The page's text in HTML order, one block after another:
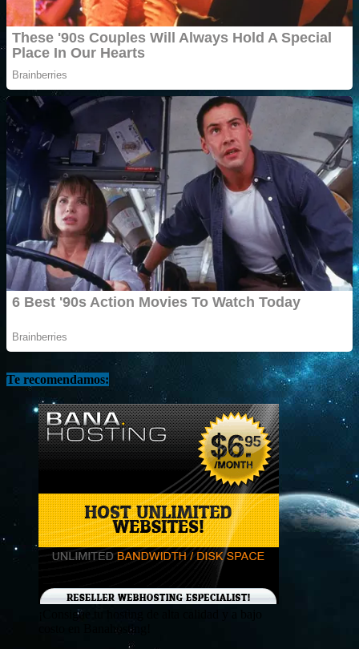
Te recomendamos:
¡Consigue tu hosting de alta calidad y a bajo
costo en Banahosting!